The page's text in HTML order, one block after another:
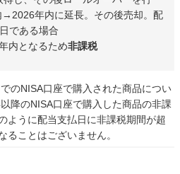
年内に延長。その後売却。配
である場合
内となるため非課税
のNISA口座で購入された商品につい
降のNISA口座で購入した商品の非課
ように配当支払日に非課税期間が超
ることはございません。